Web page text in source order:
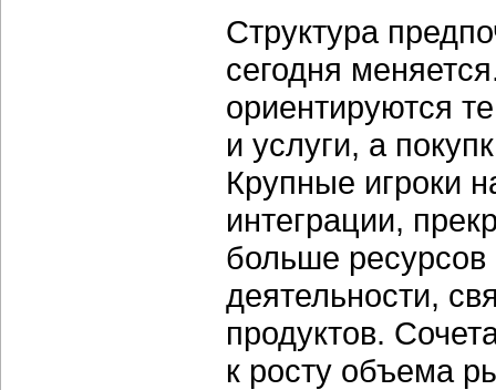
Структура
сегодня
ориентируются
и услуги, а
Крупные игроки
интеграции,
больше
деятельности,
продуктов.
к росту объема